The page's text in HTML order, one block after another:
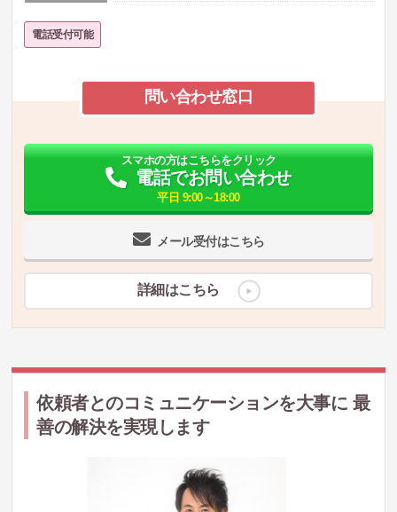
電話受付可能
問い合わせ窓口
メール受付はこちら
スマホの方はこちらをクリック
電話でお問い合わせ
平日 9:00～18:00
詳細はこちら
依頼者とのコミュニケーションを大事に 最
善の解決を実現します